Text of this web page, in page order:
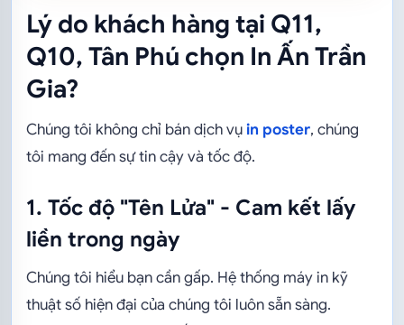
Lý do khách hàng tại Q11,
Q10, Tân Phú chọn In Ấn Trần
Gia?
Chúng tôi không chỉ bán dịch vụin poster, chúng
tôi mang đến sự tin cậy và tốc độ.
1. Tốc độ "Tên Lửa" - Cam kết lấy
liền trong ngày
Chúng tôi hiểu bạn cần gấp. Hệ thống máy in kỹ
thuật số hiện đại của chúng tôi luôn sẵn sàng.